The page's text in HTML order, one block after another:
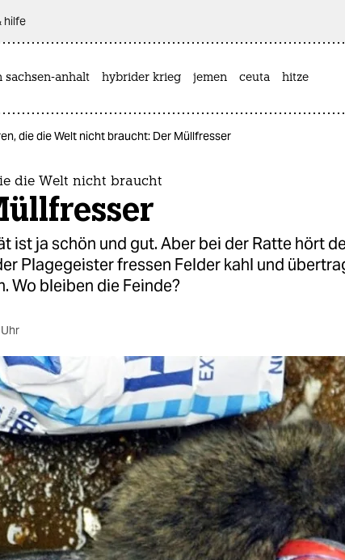
hilfe
sachsen-anhalt hybrider krieg jemen ceuta hitze
die die Welt nicht braucht: Der Müllfresser
die Welt nicht braucht
ist ja schön und gut. Aber bei der Ratte hört
Plagegeister fressen Felder kahl und
Wo bleiben die Feinde?